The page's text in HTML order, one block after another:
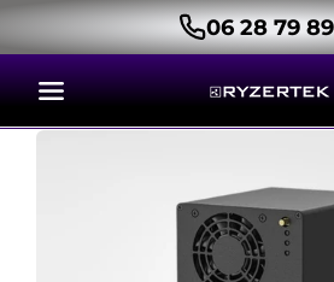
06 28 79 89